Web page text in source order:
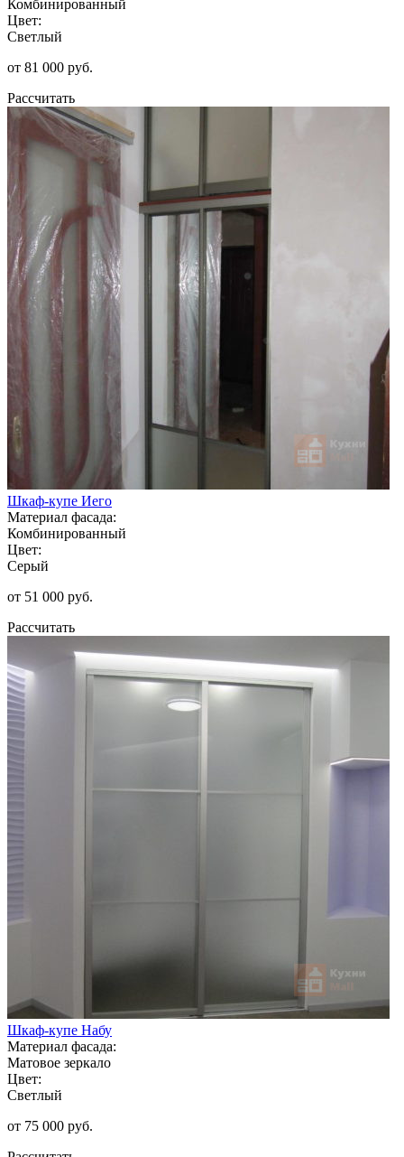
Комбинированный
Цвет:
Светлый
от 81 000 руб.
Рассчитать
Шкаф-купе Иего
Материал фасада:
Комбинированный
Цвет:
Серый
от 51 000 руб.
Рассчитать
Шкаф-купе Набу
Материал фасада:
Матовое зеркало
Цвет:
Светлый
от 75 000 руб.